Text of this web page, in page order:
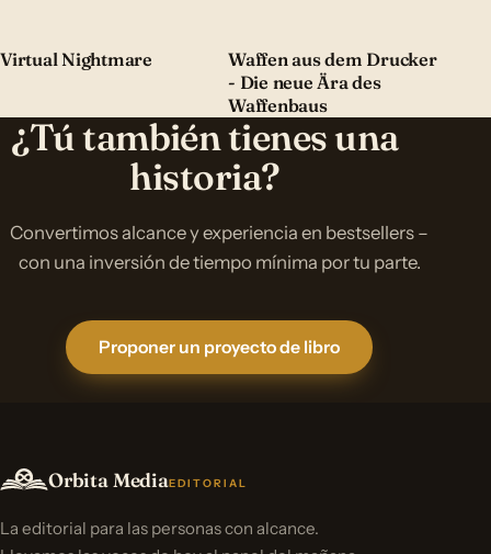
Virtual Nightmare
Waffen aus dem Drucker
- Die neue Ära des
Waffenbaus
¿Tú también tienes una
historia?
Convertimos alcance y experiencia en bestsellers –
con una inversión de tiempo mínima por tu parte.
Proponer un proyecto de libro
Orbita MediaEDITORIAL
La editorial para las personas con alcance.